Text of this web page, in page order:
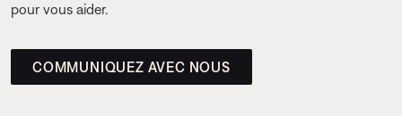
pour vous aider.
COMMUNIQUEZ AVEC NOUS